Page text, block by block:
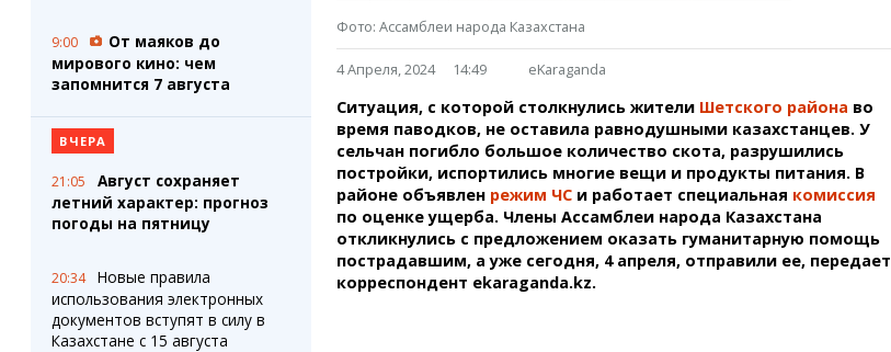
9:00
От маяков до
мирового кино: чем
запомнится 7 августа
ВЧЕРА
21:05
Август сохраняет
летний характер: прогноз
погоды на пятницу
20:34
Новые правила
использования электронных
документов вступят в силу в
Казахстане с 15 августа
Фото: Ассамблеи народа Казахстана
4 Апреля, 2024 14:49 eKaraganda
Ситуация, с которой столкнулись жители Шетского района во
время паводков, не оставила равнодушными казахстанцев. У
сельчан погибло большое количество скота, разрушились
постройки, испортились многие вещи и продукты питания. В
районе объявлен режим ЧСи работает специальная комиссия
по оценке ущерба. Члены Ассамблеи народа Казахстана
откликнулись с предложением оказать гуманитарную помощь
пострадавшим, а уже сегодня, 4 апреля, отправили ее, передает
корреспондент ekaraganda.kz.